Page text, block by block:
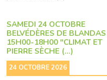
SAMEDI 24 OCTOBRE
BELVÉDÈRES DE BLANDAS
15H00-18H00 "CLIMAT ET
PIERRE SÈCHE (…)
24 OCTOBRE 2026